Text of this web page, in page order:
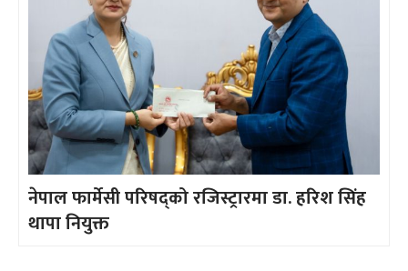
नेपाल फार्मेसी परिषद्को रजिस्ट्रारमा डा. हरिश सिंह
थापा नियुक्त